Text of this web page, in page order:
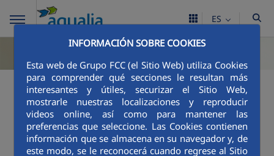
INFORMACIÓN SOBRE COOKIES
Esta web de Grupo FCC (el Sitio Web) utiliza Cookies
para comprender qué secciones le resultan más
interesantes y útiles, securizar el Sitio Web,
mostrarle nuestras localizaciones y reproducir
videos online, así como para mantener las
preferencias que seleccione. Las Cookies contienen
información que se almacena en su navegador y, de
este modo, se le reconocerá cuando regrese al Sitio
ES